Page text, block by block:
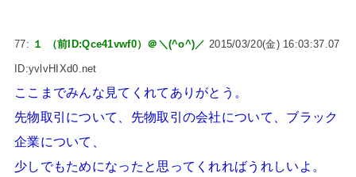
77: １ （前ID:Qce41vwf0）＠＼(^o^)／ 2015/03/20(金) 16:03:37.07
ID:yvlvHIXd0.net
ここまでみんな見てくれてありがとう。
先物取引について、先物取引の会社について、ブラック
企業について、
少しでもためになったと思ってくれればうれしいよ。